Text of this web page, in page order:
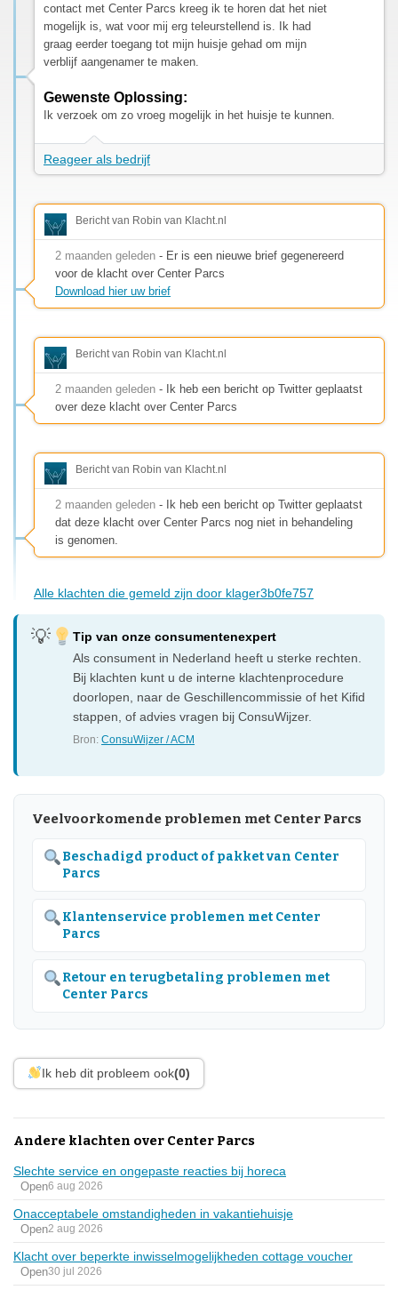
contact met Center Parcs kreeg ik te horen dat het niet
mogelijk is, wat voor mij erg teleurstellend is. Ik had
graag eerder toegang tot mijn huisje gehad om mijn
verblijf aangenamer te maken.
Gewenste Oplossing:
Ik verzoek om zo vroeg mogelijk in het huisje te kunnen.
Reageer als bedrijf
Bericht van Robin van Klacht.nl
2 maanden geleden - Er is een nieuwe brief gegenereerd
voor de klacht over Center Parcs
Download hier uw brief
Bericht van Robin van Klacht.nl
2 maanden geleden - Ik heb een bericht op Twitter geplaatst
over deze klacht over Center Parcs
Bericht van Robin van Klacht.nl
2 maanden geleden - Ik heb een bericht op Twitter geplaatst
dat deze klacht over Center Parcs nog niet in behandeling
is genomen.
Alle klachten die gemeld zijn door klager3b0fe757
Tip van onze consumentenexpert
Als consument in Nederland heeft u sterke rechten.
Bij klachten kunt u de interne klachtenprocedure
doorlopen, naar de Geschillencommissie of het Kifid
stappen, of advies vragen bij ConsuWijzer.
Bron:ConsuWijzer / ACM
Veelvoorkomende problemen met Center Parcs
Beschadigd product of pakket van Center
Parcs
Klantenservice problemen met Center
Parcs
Retour en terugbetaling problemen met
Center Parcs
Ik heb dit probleem ook(0)
Andere klachten over Center Parcs
Slechte service en ongepaste reacties bij horeca
Open6 aug 2026
Onacceptabele omstandigheden in vakantiehuisje
Open2 aug 2026
Klacht over beperkte inwisselmogelijkheden cottage voucher
Open30 jul 2026